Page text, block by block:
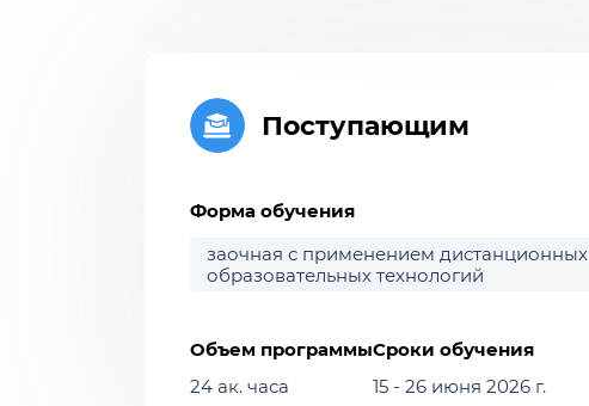
Поступающим
Форма обучения
заочная с применением дистанционных
образовательных технологий
Объем программы
24 ак. часа
Сроки обучения
15 - 26 июня 2026 г.